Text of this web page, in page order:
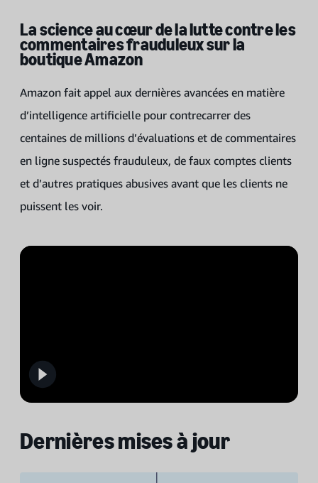
La science au cœur de la lutte contre les
commentaires frauduleux sur la
boutique Amazon
Amazon fait appel aux dernières avancées en matière
d’intelligence artificielle pour contrecarrer des
centaines de millions d’évaluations et de commentaires
en ligne suspectés frauduleux, de faux comptes clients
et d’autres pratiques abusives avant que les clients ne
puissent les voir.
Dernières mises à jour